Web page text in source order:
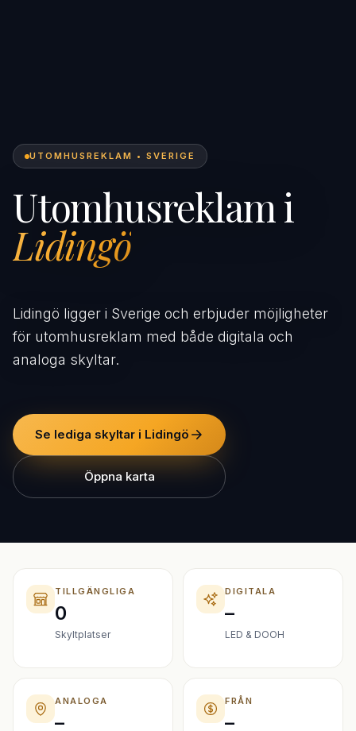
UTOMHUSREKLAM • SVERIGE
Utomhusreklam i
Lidingö
Lidingö ligger i Sverige och erbjuder möjligheter
för utomhusreklam med både digitala och
analoga skyltar.
Se lediga skyltar i Lidingö
Öppna karta
TILLGÄNGLIGA
0
Skyltplatser
DIGITALA
–
LED & DOOH
ANALOGA
–
FRÅN
–